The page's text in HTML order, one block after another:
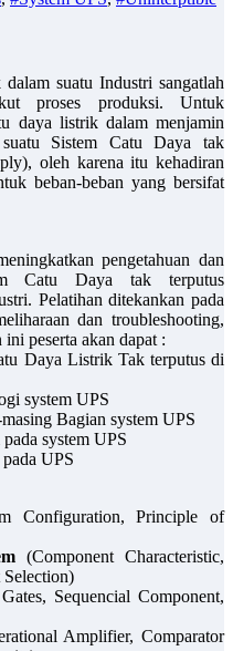
suatu Industri sangatlah
proses produksi. Untuk
daya listrik dalam menjamin
Sistem Catu Daya tak
oleh karena itu kehadiran
beban-beban yang bersifat
pengetahuan dan
Catu Daya tak terputus
Pelatihan ditekankan pada
dan troubleshooting,
peserta akan dapat :
Daya Listrik Tak terputus di
system UPS
Bagian system UPS
system UPS
UPS
Configuration, Principle of
(Component Characteristic,
Selection)
Sequencial Component,
Amplifier, Comparator